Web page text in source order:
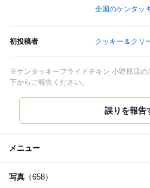
全国のケンタッ
初投稿者 クッキー＆クリ
※ケンタッキーフライドチキン 小野原店
下からご報告ください。
誤りを報告
メニュー
写真 （658）